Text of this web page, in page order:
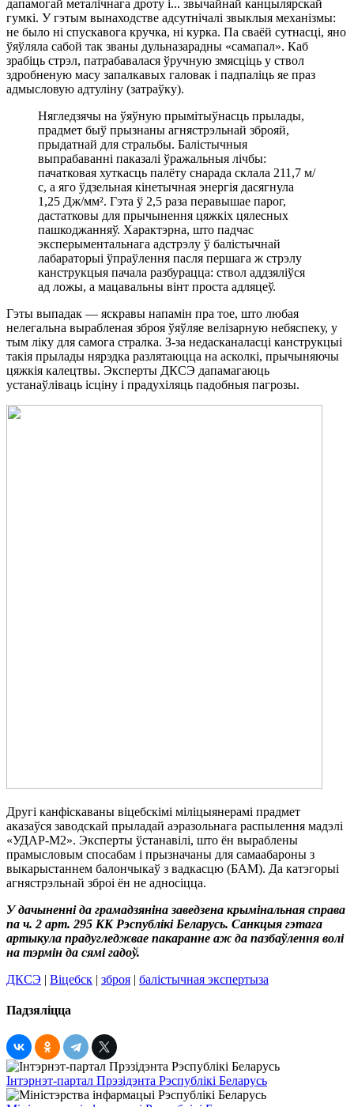
дапамогай металічнага дроту і... звычайнай канцылярскай
гумкі. У гэтым вынаходстве адсутнічалі звыклыя механізмы:
не было ні спускавога кручка, ні курка. Па сваёй сутнасці, яно
ўяўляла сабой так званы дульназарадны «самапал». Каб
зрабіць стрэл, патрабавалася ўручную змясціць у ствол
здробненую масу запалкавых галовак і падпаліць яе праз
адмысловую адтуліну (затраўку).
Нягледзячы на ўяўную прымітыўнасць прылады,
прадмет быў прызнаны агнястрэльнай зброяй,
прыдатнай для стральбы. Балістычныя
выпрабаванні паказалі ўражальныя лічбы:
пачатковая хуткасць палёту снарада склала 211,7 м/
с, а яго ўдзельная кінетычная энергія дасягнула
1,25 Дж/мм². Гэта ў 2,5 раза перавышае парог,
дастатковы для прычынення цяжкіх цялесных
пашкоджанняў. Характэрна, што падчас
эксперыментальнага адстрэлу ў балістычнай
лабараторыі ўпраўлення пасля першага ж стрэлу
канструкцыя пачала разбурацца: ствол аддзяліўся
ад ложы, а мацавальны вінт проста адляцеў.
Гэты выпадак — яскравы напамін пра тое, што любая
нелегальна вырабленая зброя ўяўляе велізарную небяспеку, у
тым ліку для самога стралка. З-за недасканаласці канструкцыі
такія прылады нярэдка разлятаюцца на асколкі, прычыняючы
цяжкія калецтвы. Эксперты ДКСЭ дапамагаюць
устанаўліваць ісціну і прадухіляць падобныя пагрозы.
Другі канфіскаваны віцебскімі міліцыянерамі прадмет
аказаўся заводскай прыладай аэразольнага распылення мадэлі
«УДАР-М2». Эксперты ўстанавілі, што ён выраблены
прамысловым спосабам і прызначаны для самаабароны з
выкарыстаннем балончыкаў з вадкасцю (БАМ). Да катэгорыі
агнястрэльнай зброі ён не адносіцца.
У дачыненні да грамадзяніна заведзена крымінальная справа
па ч. 2 арт. 295 КК Рэспублікі Беларусь. Санкцыя гэтага
артыкула прадугледжвае пакаранне аж да пазбаўлення волі
на тэрмін да сямі гадоў.
ДКСЭ | Віцебск | зброя | балістычная экспертыза
Падзяліцца
Інтэрнэт-партал Прэзідэнта Рэспублікі Беларусь